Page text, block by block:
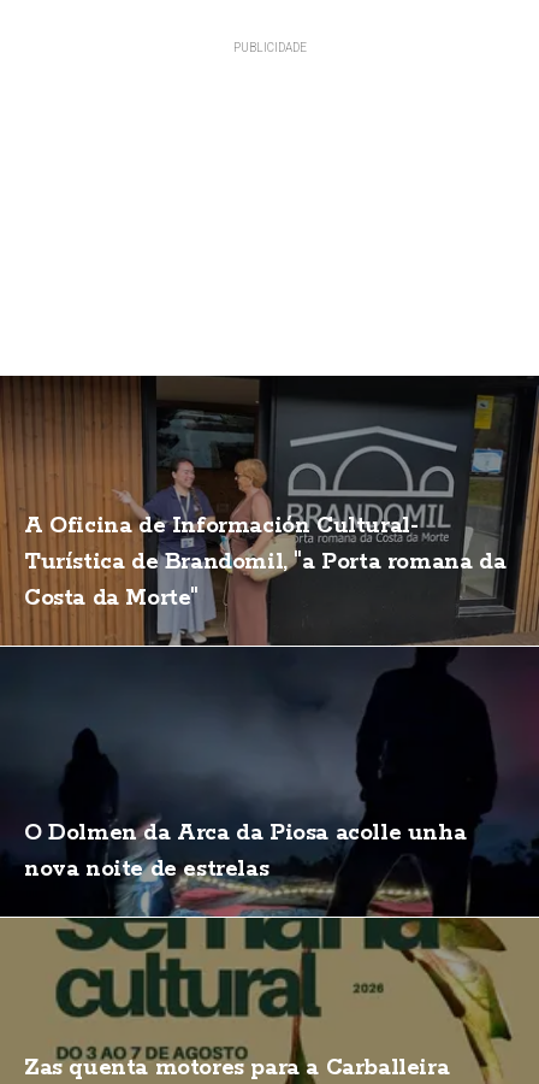
A Oficina de Información Cultural-
Turística de Brandomil, "a Porta romana da
Costa da Morte"
O Dolmen da Arca da Piosa acolle unha
nova noite de estrelas
Zas quenta motores para a Carballeira